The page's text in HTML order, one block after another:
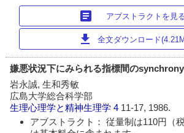
article アブストラクトを見
download 全文ダウンロード
嫌悪状況下にみられる指標間のsynchrony
岩永誠, 生和秀敏
広島大学総合科学部
生理心理学と精神生理学 4 11-17, 1986.
アブストラクト： 従量制は110円（